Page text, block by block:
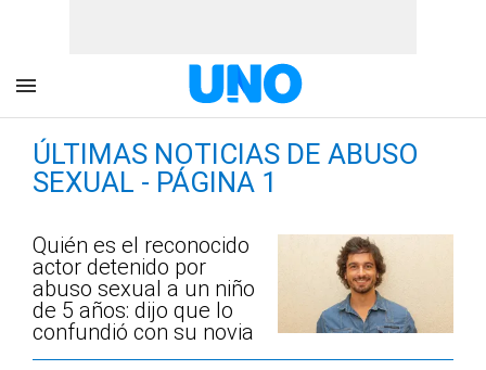
ÚLTIMAS NOTICIAS DE ABUSO
SEXUAL - PÁGINA 1
Quién es el reconocido
actor detenido por
abuso sexual a un niño
de 5 años: dijo que lo
confundió con su novia